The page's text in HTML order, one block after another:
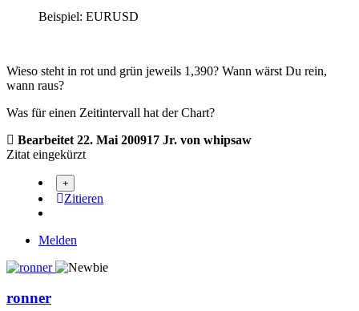
Beispiel: EURUSD
Wieso steht in rot und grün jeweils 1,390? Wann wärst Du rein,
wann raus?
Was für einen Zeitintervall hat der Chart?
Bearbeitet 22. Mai 200917 Jr. von whipsaw
Zitat eingekürzt
Zitieren
Melden
ronner